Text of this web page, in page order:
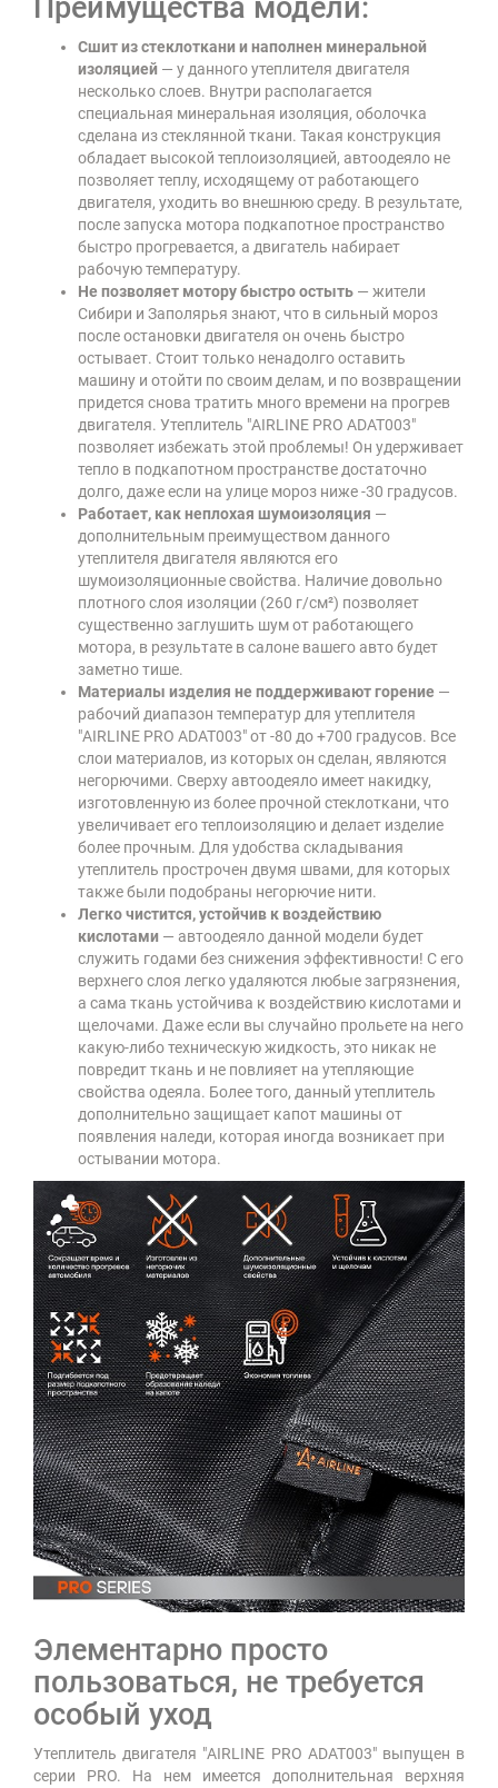
Преимущества модели:
Сшит из стеклоткани и наполнен минеральной
изоляцией — у данного утеплителя двигателя
несколько слоев. Внутри располагается
специальная минеральная изоляция, оболочка
сделана из стеклянной ткани. Такая конструкция
обладает высокой теплоизоляцией, автоодеяло не
позволяет теплу, исходящему от работающего
двигателя, уходить во внешнюю среду. В результате,
после запуска мотора подкапотное пространство
быстро прогревается, а двигатель набирает
рабочую температуру.
Не позволяет мотору быстро остыть — жители
Сибири и Заполярья знают, что в сильный мороз
после остановки двигателя он очень быстро
остывает. Стоит только ненадолго оставить
машину и отойти по своим делам, и по возвращении
придется снова тратить много времени на прогрев
двигателя. Утеплитель "AIRLINE PRO ADAT003"
позволяет избежать этой проблемы! Он удерживает
тепло в подкапотном пространстве достаточно
долго, даже если на улице мороз ниже -30 градусов.
Работает, как неплохая шумоизоляция —
дополнительным преимуществом данного
утеплителя двигателя являются его
шумоизоляционные свойства. Наличие довольно
плотного слоя изоляции (260 г/см²) позволяет
существенно заглушить шум от работающего
мотора, в результате в салоне вашего авто будет
заметно тише.
Материалы изделия не поддерживают горение —
рабочий диапазон температур для утеплителя
"AIRLINE PRO ADAT003" от -80 до +700 градусов. Все
слои материалов, из которых он сделан, являются
негорючими. Сверху автоодеяло имеет накидку,
изготовленную из более прочной стеклоткани, что
увеличивает его теплоизоляцию и делает изделие
более прочным. Для удобства складывания
утеплитель прострочен двумя швами, для которых
также были подобраны негорючие нити.
Легко чистится, устойчив к воздействию
кислотами — автоодеяло данной модели будет
служить годами без снижения эффективности! С его
верхнего слоя легко удаляются любые загрязнения,
а сама ткань устойчива к воздействию кислотами и
щелочами. Даже если вы случайно прольете на него
какую-либо техническую жидкость, это никак не
повредит ткань и не повлияет на утепляющие
свойства одеяла. Более того, данный утеплитель
дополнительно защищает капот машины от
появления наледи, которая иногда возникает при
остывании мотора.
Элементарно просто
пользоваться, не требуется
особый уход
Утеплитель двигателя "AIRLINE PRO ADAT003" выпущен в
серии PRO. На нем имеется дополнительная верхняя